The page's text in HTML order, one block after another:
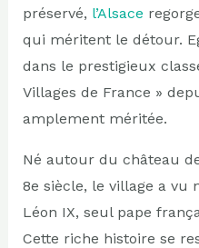
préservé, l’Alsace
qui méritent le détour.
dans le prestigieux
Villages de France »
amplement méritée.
Né autour du château
8e siècle, le village a vu
Léon IX, seul pape
Cette riche histoire se